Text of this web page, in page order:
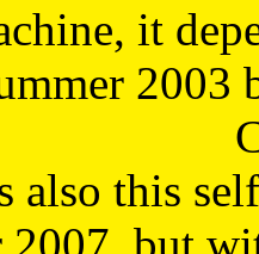
it
2003
also this